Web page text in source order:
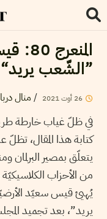
”الشّعب
26 أوت2021
/ منال
في ظلّ غياب خارطة
كتابة هذا المقال،
يتعلّق بمصير
من الأحزاب
يُهيئ قيس سعيّد
يريد”، بعد تجميد